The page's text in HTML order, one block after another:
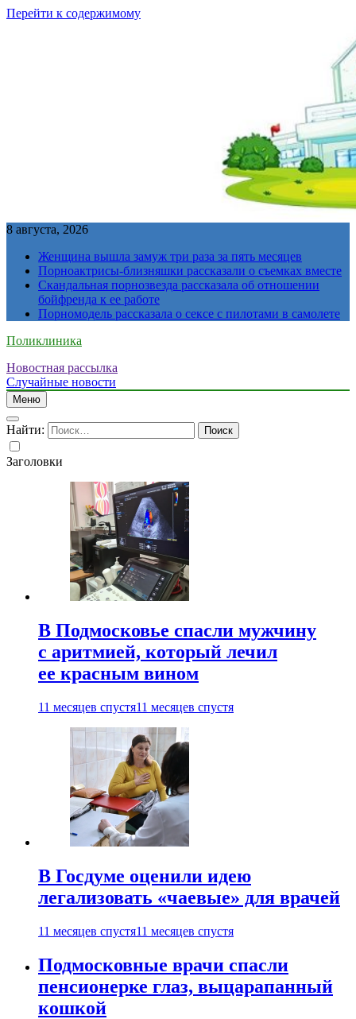
Перейти к содержимому
8 августа, 2026
Женщина вышла замуж три раза за пять месяцев
Порноактрисы-близняшки рассказали о съемках вместе
Скандальная порнозвезда рассказала об отношении
бойфренда к ее работе
Порномодель рассказала о сексе с пилотами в самолете
Поликлиника
Новостная рассылка
Случайные новости
Меню
Найти:
Заголовки
В Подмосковье спасли мужчину
с аритмией, который лечил
ее красным вином
11 месяцев спустя11 месяцев спустя
В Госдуме оценили идею
легализовать «чаевые» для врачей
11 месяцев спустя11 месяцев спустя
Подмосковные врачи спасли
пенсионерке глаз, выцарапанный
кошкой